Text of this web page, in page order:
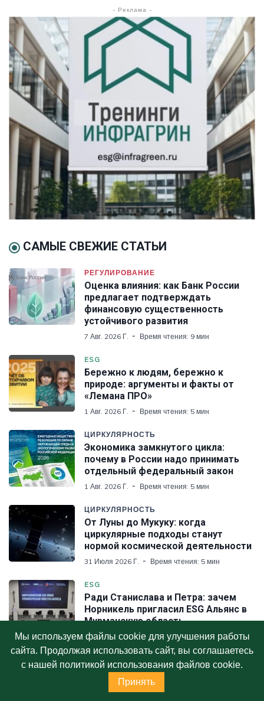
- Реклама -
САМЫЕ СВЕЖИЕ СТАТЬИ
РЕГУЛИРОВАНИЕ
Оценка влияния: как Банк России
предлагает подтверждать
финансовую существенность
устойчивого развития
7 Авг. 2026 Г. Время чтения: 9 мин
ESG
Бережно к людям, бережно к
природе: аргументы и факты от
«Лемана ПРО»
1 Авг. 2026 Г. Время чтения: 5 мин
ЦИРКУЛЯРНОСТЬ
Экономика замкнутого цикла:
почему в России надо принимать
отдельный федеральный закон
1 Авг. 2026 Г. Время чтения: 5 мин
ЦИРКУЛЯРНОСТЬ
От Луны до Мукуку: когда
циркулярные подходы станут
нормой космической деятельности
31 Июля 2026 Г. Время чтения: 5 мин
ESG
Ради Станислава и Петра: зачем
Норникель пригласил ESG Альянс в
Мурманскую область
26 Июля 2026 Г. Время чтения: 6 мин
ИЗБРАННЫЕ СТАТЬИ
ИНФРАГРИН
Мы используем файлы cookie для улучшения работы
сайта. Продолжая использовать сайт, вы соглашаетесь
с нашей политикой использования файлов cookie.
Принять